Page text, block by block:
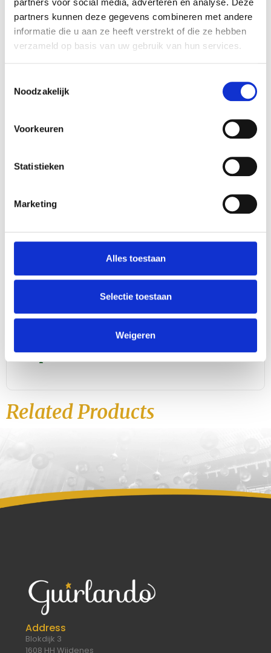
partners voor social media, adverteren en analyse. Deze
partners kunnen deze gegevens combineren met andere
informatie die u aan ze heeft verstrekt of die ze hebben
verzameld op basis van uw gebruik van hun services.
Noodzakelijk
Voorkeuren
Statistieken
Marketing
Alles toestaan
Selectie toestaan
Weigeren
Description
to trees, garlands, wreaths, or other
Christmas installations. Their compact
size and sparkling finish instantly add
atmosphere to any decor.
and silver, fitting perfectly within both
themes. They can be easily combined
other ornaments.
Note: This product is not flame
retardant.
Specifications
Related Products
Address
Blokdijk 3
1608 HH Wijdenes